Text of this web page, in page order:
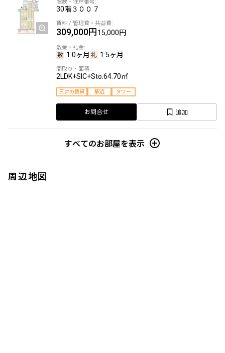
30階３００７
309,000円15,000円
1.0ヶ月 1.5ヶ月
2LDK+SIC+Sto. 64.70㎡
三井の賃貸 駅近 タワー
お問合せ 追加
すべてのお部屋を表示
周辺地図